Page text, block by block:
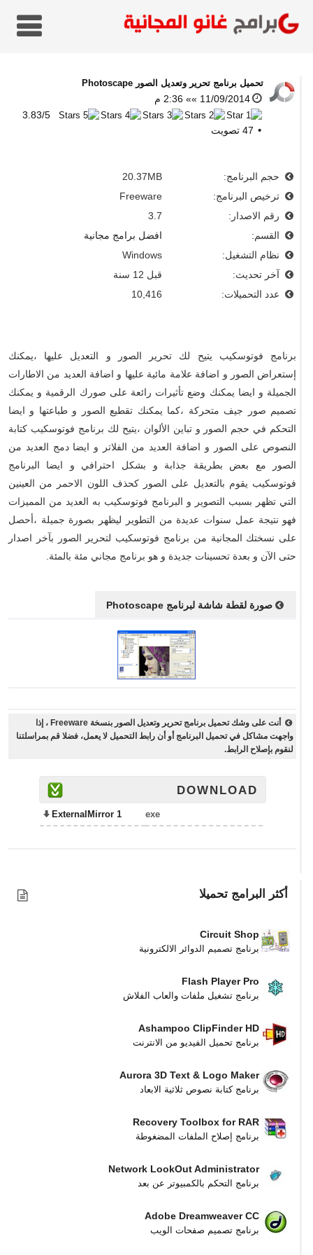
تحميل برنامج تحرير وتعديل الصور Photoscape
11/09/2014 »» 2:36 م
3.83/5
47تصويت
حجم البرنامج:
20.37MB
ترخيص البرنامج:
Freeware
رقم الاصدار:
3.7
القسم:
افضل برامج مجانية
نظام التشغيل:
Windows
آخر تحديث:
قبل 12 سنة
عدد التحميلات:
10,416
برنامج فوتوسكيب يتيح لك تحرير الصور و التعديل عليها ،يمكنك
إستعراض الصور و اضافة علامة مائية عليها و اضافة العديد من الاطارات
الجميلة و ايضا يمكنك وضع تأثيرات رائعة على صورك الرقمية و يمكنك
تصميم صور جيف متحركة ،كما يمكنك تقطيع الصور و طباعتها و ايضا
التحكم في حجم الصور و تباين الألوان ،يتيح لك برنامج فوتوسكيب كتابة
النصوص على الصور و اضافة العديد من الفلاتر و ايضا دمج العديد من
الصور مع بعض بطريقة جذابة و بشكل احترافي و ايضا البرنامج
فوتوسكيب يقوم بالتعديل على الصور كحذف اللون الاحمر من العينين
التي تظهر بسبب التصوير و البرنامج فوتوسكيب به العديد من المميزات
فهو نتيجة عمل سنوات عديدة من التطوير ليظهر بصورة جميلة ،أحصل
على نسختك المجانية من برنامج فوتوسكيب لتحرير الصور بآخر اصدار
حتى الآن و بعدة تحسينات جديدة و هو برنامج مجاني مئة بالمئة.
صورة لقطة شاشة لبرنامج Photoscape
أنت على وشك تحميل برنامج تحرير وتعديل الصور بنسخة Freeware ، إذا
واجهت مشاكل في تحميل البرنامج أو أن رابط التحميل لا يعمل، فضلا قم بمراسلتنا
لنقوم بإصلاح الرابط.
DOWNLOAD
exe
ExternalMirror 1
أكثر البرامج تحميلا
Circuit Shop
برنامج تصميم الدوائر الالكترونية
Flash Player Pro
برنامج تشغيل ملفات والعاب الفلاش
Ashampoo ClipFinder HD
برنامج تحميل الفيديو من الانترنت
Aurora 3D Text & Logo Maker
برنامج كتابة نصوص ثلاثية الابعاد
Recovery Toolbox for RAR
برنامج إصلاح الملفات المضغوطة
Network LookOut Administrator
برنامج التحكم بالكمبيوتر عن بعد
Adobe Dreamweaver CC
برنامج تصميم صفحات الويب